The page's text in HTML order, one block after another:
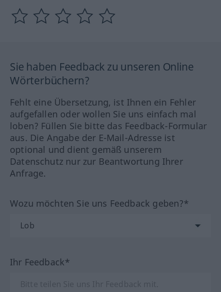
Sie haben Feedback zu unseren Online
Wörterbüchern?
Fehlt eine Übersetzung, ist Ihnen ein Fehler
aufgefallen oder wollen Sie uns einfach mal
loben? Füllen Sie bitte das Feedback-Formular
aus. Die Angabe der E-Mail-Adresse ist
optional und dient gemäß unserem
Datenschutz nur zur Beantwortung Ihrer
Anfrage.
Wozu möchten Sie uns Feedback geben?*
Ihr Feedback*